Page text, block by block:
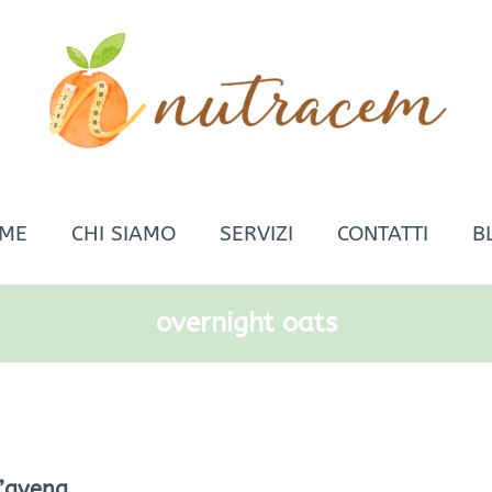
CHI SIAMO SERVIZI CONTATTI
overnight oats